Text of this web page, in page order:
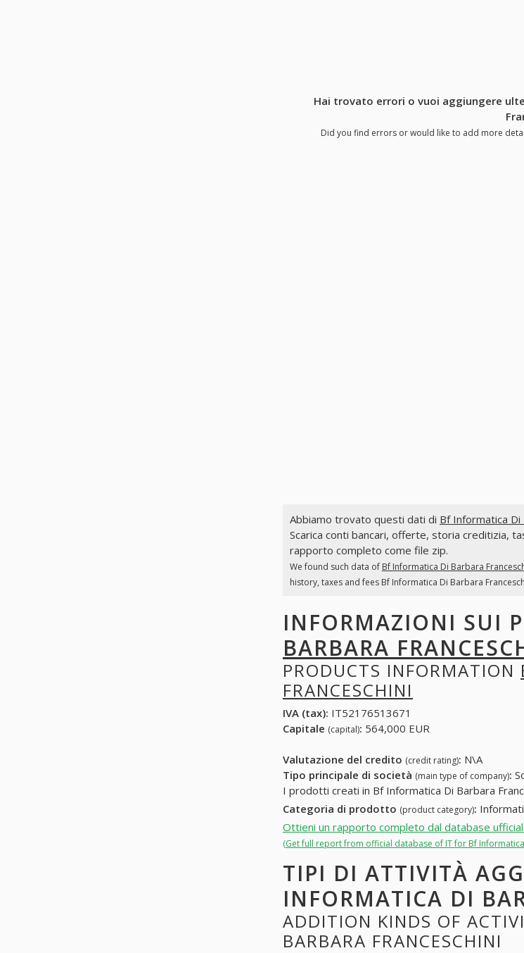
Hai trovato errori o vuoi aggiungere
Did you find errors or would like to add more
Abbiamo trovato questi dati di Bf Informatica Di
Scarica conti bancari, offerte, storia creditizia,
rapporto completo come file zip.
We found such data of Bf Informatica Di Barbara
history, taxes and fees Bf Informatica Di Barbara
INFORMAZIONI SUI
BARBARA
PRODUCTS INFORMATION
FRANCESCHINI
IVA (tax): IT52176513671
Capitale (capital): 564,000 EUR
Valutazione del credito (credit rating): N\A
Tipo principale di società (main type of company):
I prodotti creati in Bf Informatica Di Barbara
Categoria di prodotto (product category):
Ottieni un rapporto completo dal database
(Get full report from official database of IT for Bf
TIPI DI ATTIVITÀ
INFORMATICA DI
ADDITION KINDS OF
BARBARA FRANCESCHINI